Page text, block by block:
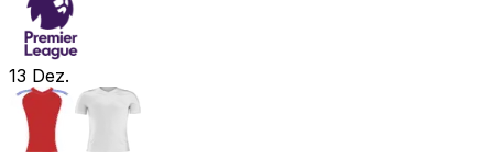
13 Dez.